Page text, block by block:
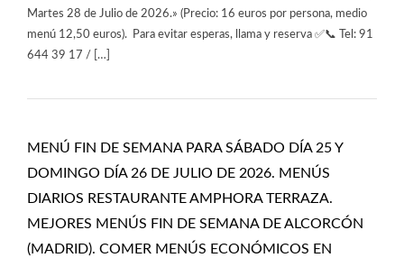
Martes 28 de Julio de 2026.» (Precio: 16 euros por persona, medio
menú 12,50 euros). Para evitar esperas, llama y reserva ✅📞 Tel: 91
644 39 17 / […]
MENÚ FIN DE SEMANA PARA SÁBADO DÍA 25 Y
DOMINGO DÍA 26 DE JULIO DE 2026. MENÚS
DIARIOS RESTAURANTE AMPHORA TERRAZA.
MEJORES MENÚS FIN DE SEMANA DE ALCORCÓN
(MADRID). COMER MENÚS ECONÓMICOS EN